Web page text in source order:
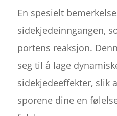
En spesielt
sidekjedeinngangen,
portens reaksjon.
seg til å lage
sidekjedeeffekter, slik
sporene dine en